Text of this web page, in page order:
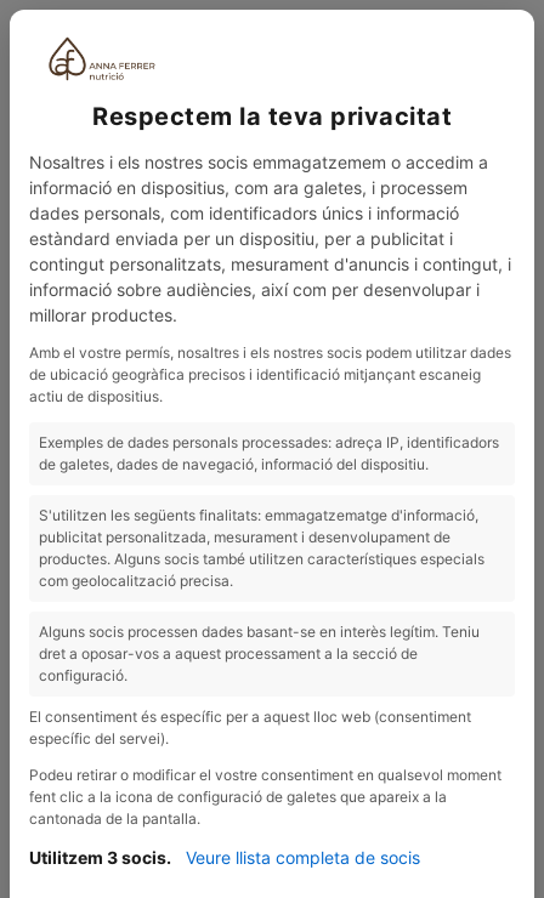
ESP
MENÚ 0
08/08/2025
Es el momento de realizar el cambio
definitivo
ES EL MOMENTO DE REALIZAR EL CAMBIO
DEFINITIVO
cambio?
¡Pues atención, porque quedan pocas semanas para apuntarte
Es el momento ideal para planificar cómo quieres volver a la
rutina: con más energía, más organización y, sobre todo, más
bienestar.
🔸 Menú personalizado y recetas de temporada
Respectem la teva privacitat
Nosaltres i els nostres socis emmagatzemem o accedim a
informació en dispositius, com ara galetes, i processem
dades personals, com identificadors únics i informació
estàndard enviada per un dispositiu, per a publicitat i
contingut personalitzats, mesurament d'anuncis i contingut, i
informació sobre audiències, així com per desenvolupar i
millorar productes.
Amb el vostre permís, nosaltres i els nostres socis podem utilitzar dades
de ubicació geogràfica precisos i identificació mitjançant escaneig
actiu de dispositius.
Exemples de dades personals processades: adreça IP, identificadors
de galetes, dades de navegació, informació del dispositiu.
S'utilitzen les següents finalitats: emmagatzematge d'informació,
publicitat personalitzada, mesurament i desenvolupament de
productes. Alguns socis també utilitzen característiques especials
com geolocalització precisa.
Alguns socis processen dades basant-se en interès legítim. Teniu
dret a oposar-vos a aquest processament a la secció de
configuració.
El consentiment és específic per a aquest lloc web (consentiment
específic del servei).
Podeu retirar o modificar el vostre consentiment en qualsevol moment
fent clic a la icona de configuració de galetes que apareix a la
cantonada de la pantalla.
Utilitzem 3 socis. Veure llista completa de socis